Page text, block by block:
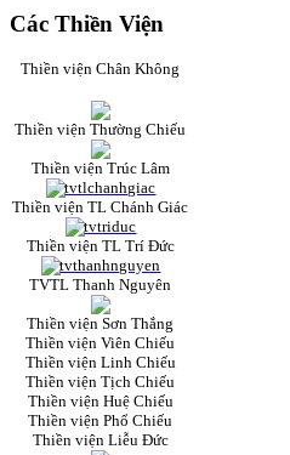
Các Thiền Viện
Thiền viện Chân Không
Thiền viện Thường Chiếu
Thiền viện Trúc Lâm
Thiền viện TL Chánh Giác
Thiền viện TL Trí Đức
TVTL Thanh Nguyên
Thiền viện Sơn Thắng
Thiền viện Viên Chiếu
Thiền viện Linh Chiếu
Thiền viện Tịch Chiếu
Thiền viện Huệ Chiếu
Thiền viện Phổ Chiếu
Thiền viện Liễu Đức